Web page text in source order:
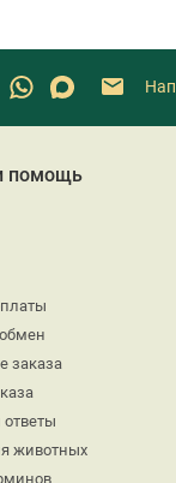
помощь
заказа
животных